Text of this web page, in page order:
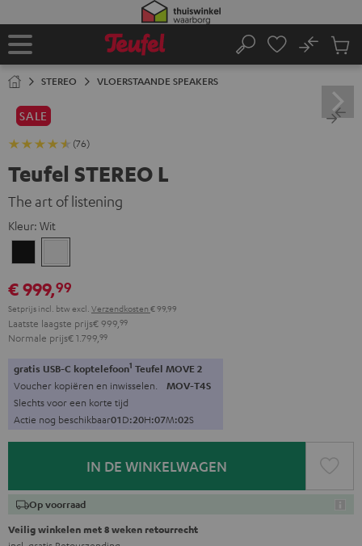
Home
Zoeken
No
STEREO VLOERSTAANDE SPEAKERS
SALE
(76)
Teufel STEREO L
The art of listening
Kleur: Wit
€ 999,99
Setprijs incl. btwexcl. Verzendkosten € 99,99
Laatste laagste prijs€ 999, 99
Normale prijs€ 1.799, 99
gratis USB-C koptelefoon1 Teufel MOVE 2
Voucher kopiëren en inwisselen. MOV-T4S
Slechts voor een korte tijd
Actie nog beschikbaar01D:20H:07M:01S
IN DE WINKELWAGEN
Op voorraad
Veilig winkelen met 8 weken retourrecht